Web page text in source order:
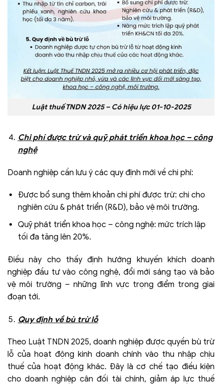
Luật thuế TNDN 2025 – Có hiệu lực 01-10-2025
Chi phí được trừ và quỹ phát triển khoa học – công
nghệ
Doanh nghiệp cần lưu ý các quy định mới về chi phí:
Được bổ sung thêm khoản chi phí được trừ: chi cho
nghiên cứu & phát triển (R&D), bảo vệ môi trường.
Quỹ phát triển khoa học – công nghệ: mức trích lập
tối đa tăng lên 20%.
Điều này cho thấy định hướng khuyến khích doanh
nghiệp đầu tư vào công nghệ, đổi mới sáng tạo và bảo
vệ môi trường – những lĩnh vực trọng điểm trong giai
đoạn tới.
Quy định về bù trừ lỗ
Theo Luật TNDN 2025, doanh nghiệp được quyền bù trừ
lỗ của hoạt động kinh doanh chính vào thu nhập chịu
thuế của hoạt động khác. Đây là cơ chế tạo điều kiện
cho doanh nghiệp cân đối tài chính, giảm áp lực thuế